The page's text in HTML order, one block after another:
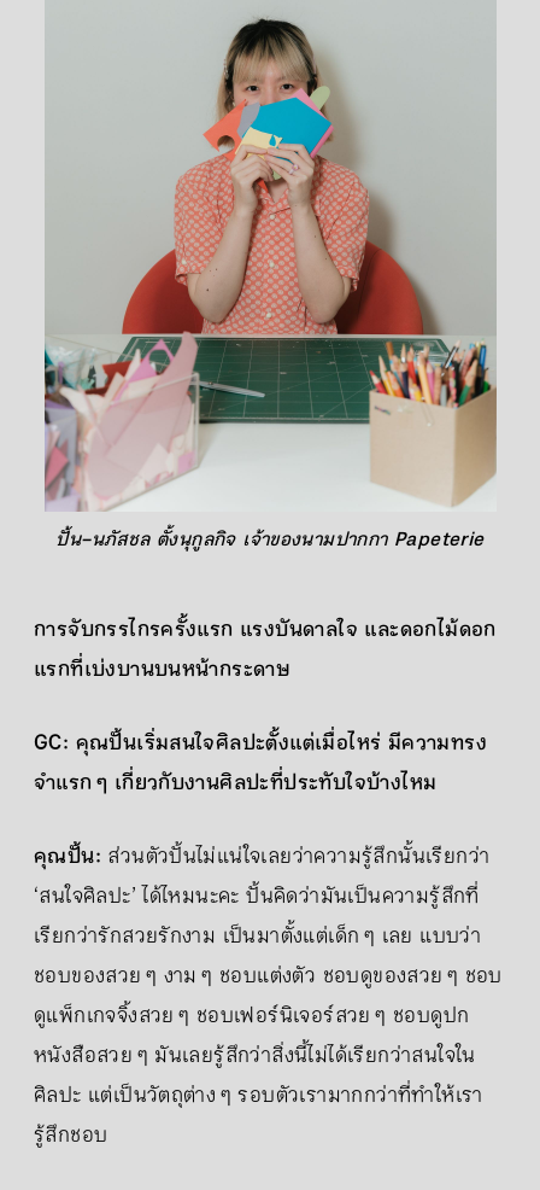
ปั้น–นภัสชล ตั้งนุกูลกิจ เจ้าของนามปากกา Papeterie
การจับกรรไกรครั้งแรก แรงบันดาลใจ และดอกไม้ดอก
แรกที่เบ่งบานบนหน้ากระดาษ
GC: คุณปั้นเริ่มสนใจศิลปะตั้งแต่เมื่อไหร่ มีความทรง
จำแรก ๆ เกี่ยวกับงานศิลปะที่ประทับใจบ้างไหม
คุณปั้น: ส่วนตัวปั้นไม่แน่ใจเลยว่าความรู้สึกนั้นเรียกว่า
‘สนใจศิลปะ’ ได้ไหมนะคะ ปั้นคิดว่ามันเป็นความรู้สึกที่
เรียกว่ารักสวยรักงาม เป็นมาตั้งแต่เด็ก ๆ เลย แบบว่า
ชอบของสวย ๆ งาม ๆ ชอบแต่งตัว ชอบดูของสวย ๆ ชอบ
ดูแพ็กเกจจิ้งสวย ๆ ชอบเฟอร์นิเจอร์สวย ๆ ชอบดูปก
หนังสือสวย ๆ มันเลยรู้สึกว่าสิ่งนี้ไม่ได้เรียกว่าสนใจใน
ศิลปะ แต่เป็นวัตถุต่าง ๆ รอบตัวเรามากกว่าที่ทำให้เรา
รู้สึกชอบ